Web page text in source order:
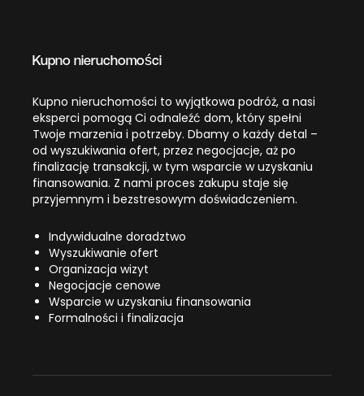
Kupno nieruchomości
Kupno nieruchomości to wyjątkowa podróż, a nasi
eksperci pomogą Ci odnaleźć dom, który spełni
Twoje marzenia i potrzeby. Dbamy o każdy detal –
od wyszukiwania ofert, przez negocjacje, aż po
finalizację transakcji, w tym wsparcie w uzyskaniu
finansowania. Z nami proces zakupu staje się
przyjemnym i bezstresowym doświadczeniem.
Indywidualne doradztwo
Wyszukiwanie ofert
Organizacja wizyt
Negocjacje cenowe
Wsparcie w uzyskaniu finansowania
Formalności i finalizacja